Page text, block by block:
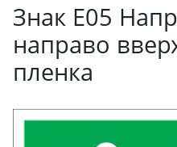
Знак Е05
направо
пленка